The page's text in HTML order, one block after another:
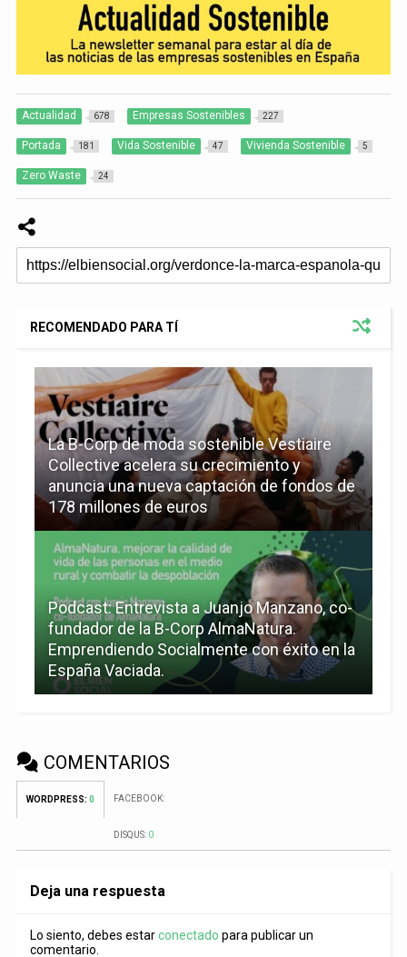
Actualidad 678 Empresas Sostenibles 227
Portada 181 Vida Sostenible 47 Vivienda Sostenible 5
Zero Waste 24
RECOMENDADO PARA TÍ
La B-Corp de moda sostenible Vestiaire
Collective acelera su crecimiento y
anuncia una nueva captación de fondos de
178 millones de euros
Podcast: Entrevista a Juanjo Manzano, co-
fundador de la B-Corp AlmaNatura.
Emprendiendo Socialmente con éxito en la
España Vaciada.
COMENTARIOS
WORDPRESS: 0 FACEBOOK:
DISQUS: 0
Deja una respuesta
Lo siento, debes estarconectado para publicar un
comentario.